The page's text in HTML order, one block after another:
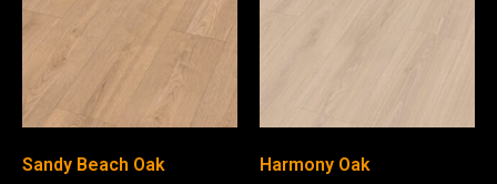
Sandy Beach Oak Harmony Oak